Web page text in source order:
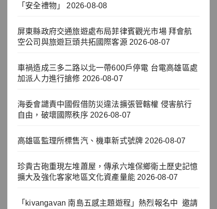
「安全禮物」
2026-08-08
屏東縣政府交通旅遊處布局菲律賓觀光市場 拜會航
空公司與旅遊巨頭共拓國際客源 2026-08-07
車禍造成三多二路以北一帶600戶停電 台電高雄區處
加派人力進行搶修 2026-08-07
海委會譴責中國假借防災違法擴張管轄權 侵害航行
自由，破壞國際秩序 2026-08-07
高雄區監理所標售汽、機車新式號牌 2026-08-07
珍貴古砲重現左堆蕭屋，傳承六堆保鄉衛土歷史記憶
擴大及強化客家地區文化資產量能 2026-08-07
「kivangavan 南島五感主題遊程」熱烈報名中 邀請